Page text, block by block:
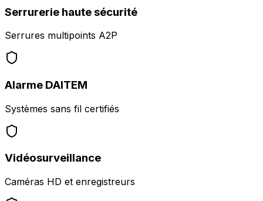
Serrurerie haute sécurité
Serrures multipoints A2P
Alarme DAITEM
Systèmes sans fil certifiés
Vidéosurveillance
Caméras HD et enregistreurs